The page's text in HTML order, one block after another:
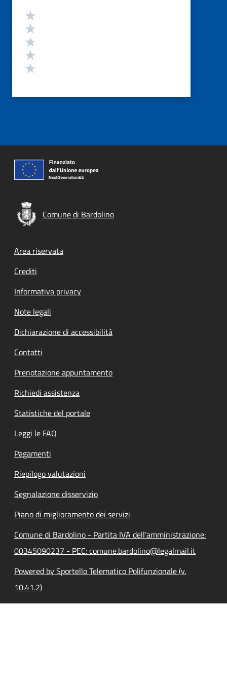
Valutazione
Comune di Bardolino
Footer menu
Area riservata
Crediti
Informativa privacy
Note legali
Dichiarazione di accessibilità
Contatti
Prenotazione appuntamento
Richiedi assistenza
Statistiche del portale
Leggi le FAQ
Pagamenti
Riepilogo valutazioni
Segnalazione disservizio
Piano di miglioramento dei servizi
Comune di Bardolino - Partita IVA dell'amministrazione:
00345090237 - PEC: comune.bardolino@legalmail.it
Powered by Sportello Telematico Polifunzionale (v.
10.41.2)